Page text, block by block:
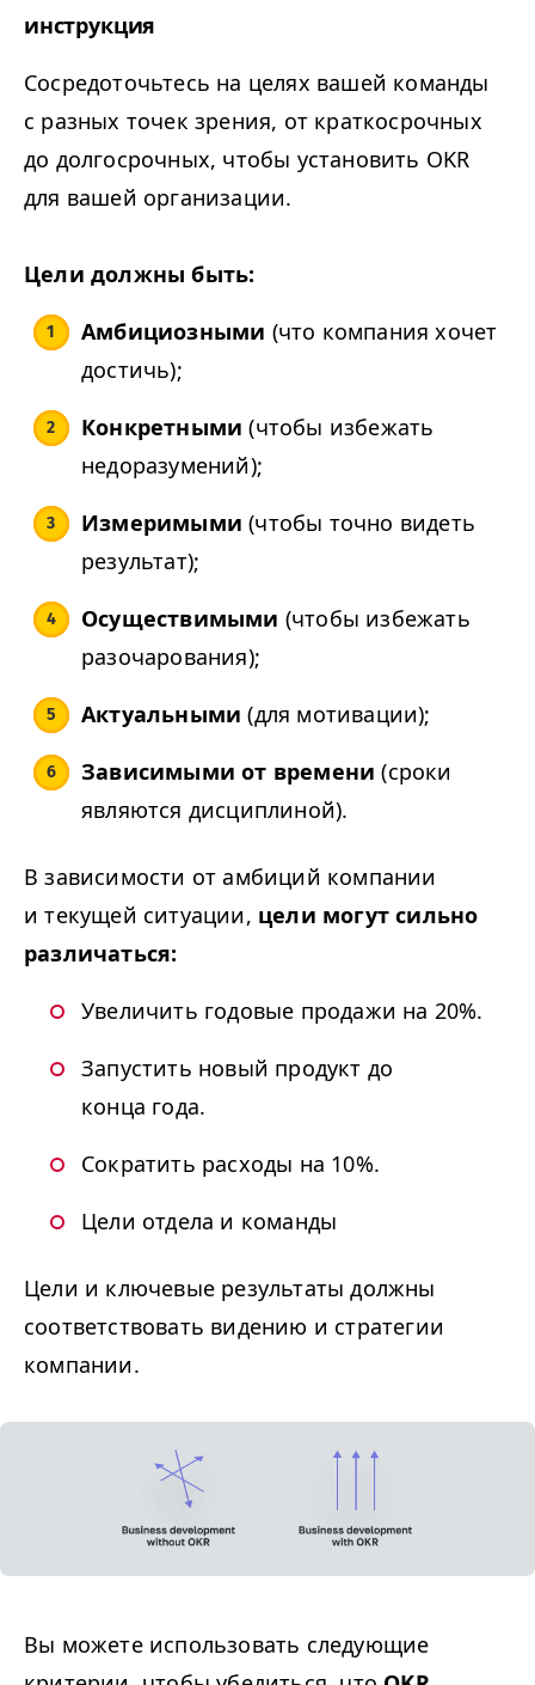
инструкция
Сосредоточьтесь на целях вашей команды
с разных точек зрения, от краткосрочных
до долгосрочных, чтобы установить OKR
для вашей организации.
Цели должны быть:
Амбициозными (что компания хочет
достичь);
Конкретными(чтобы избежать
недоразумений);
Измеримыми (чтобы точно видеть
результат);
Осуществимыми (чтобы избежать
разочарования);
Актуальными(для мотивации);
Зависимыми от времени (сроки
являются дисциплиной).
В зависимости от амбиций компании
и текущей ситуации, цели могут сильно
различаться:
Увеличить годовые продажи на 20%.
Запустить новый продукт до
конца года.
Сократить расходы на 10%.
Цели отдела и команды
Цели и ключевые результаты должны
соответствовать видению и стратегии
компании.
Вы можете использовать следующие